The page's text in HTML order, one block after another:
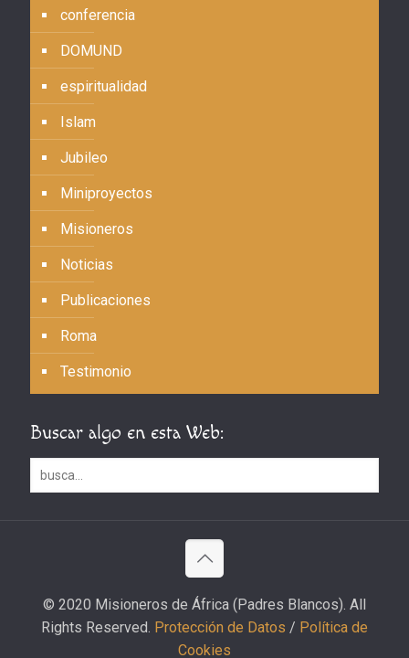
conferencia
DOMUND
espiritualidad
Islam
Jubileo
Miniproyectos
Misioneros
Noticias
Publicaciones
Roma
Testimonio
Buscar algo en esta Web:
© 2020 Misioneros de África (Padres Blancos). All
Rights Reserved. Protección de Datos / Política de
Cookies